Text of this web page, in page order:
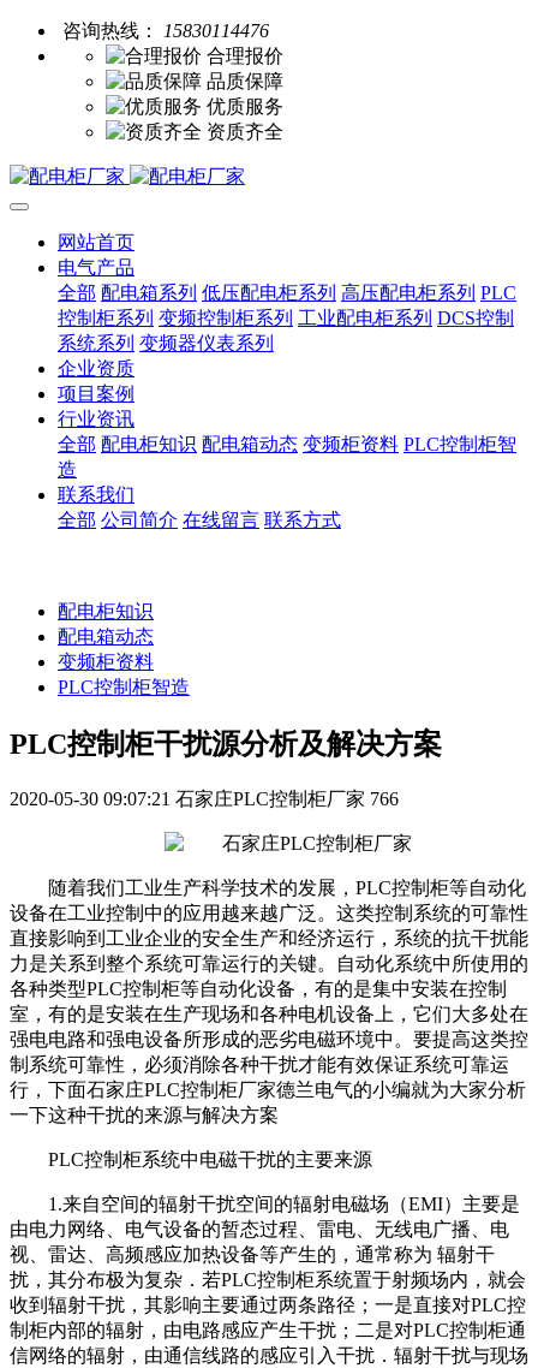
咨询热线：
15830114476
合理报价
品质保障
优质服务
资质齐全
网站首页
电气产品
全部 配电箱系列 低压配电柜系列 高压配电柜系列 PLC
控制柜系列 变频控制柜系列 工业配电柜系列 DCS控制
系统系列 变频器仪表系列
企业资质
项目案例
行业资讯
全部 配电柜知识 配电箱动态 变频柜资料 PLC控制柜智
造
联系我们
全部 公司简介 在线留言 联系方式
配电柜知识
配电箱动态
变频柜资料
PLC控制柜智造
PLC控制柜干扰源分析及解决方案
2020-05-30 09:07:21 石家庄PLC控制柜厂家 766
随着我们工业生产科学技术的发展，PLC控制柜等自动化
设备在工业控制中的应用越来越广泛。这类控制系统的可靠性
直接影响到工业企业的安全生产和经济运行，系统的抗干扰能
力是关系到整个系统可靠运行的关键。自动化系统中所使用的
各种类型PLC控制柜等自动化设备，有的是集中安装在控制
室，有的是安装在生产现场和各种电机设备上，它们大多处在
强电电路和强电设备所形成的恶劣电磁环境中。要提高这类控
制系统可靠性，必须消除各种干扰才能有效保证系统可靠运
行，下面石家庄PLC控制柜厂家德兰电气的小编就为大家分析
一下这种干扰的来源与解决方案
PLC控制柜系统中电磁干扰的主要来源
1.来自空间的辐射干扰空间的辐射电磁场（EMI）主要是
由电力网络、电气设备的暂态过程、雷电、无线电广播、电
视、雷达、高频感应加热设备等产生的，通常称为 辐射干
扰，其分布极为复杂．若PLC控制柜系统置于射频场内，就会
收到辐射干扰，其影响主要通过两条路径；一是直接对PLC控
制柜内部的辐射，由电路感应产生干扰；二是对PLC控制柜通
信网络的辐射，由通信线路的感应引入干扰．辐射干扰与现场